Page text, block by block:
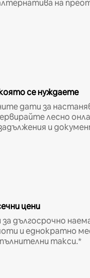
на
се нуждаете
дати за
лесно
и
цени
дългосрочно
и еднократно
такси.*